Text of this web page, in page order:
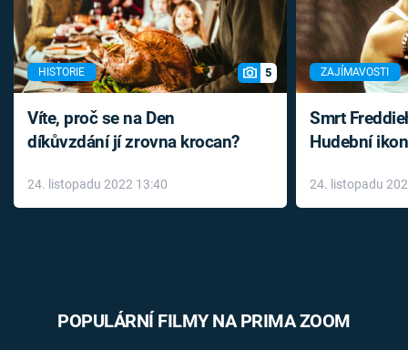
HISTORIE 5
Víte, proč se na Den
díkůvzdání jí zrovna krocan?
24. listopadu 2022 13:40
ZAJÍMAVOSTI
Smrt
Hudební
léky
24. listopadu
POPULÁRNÍ FILMY NA PRIMA ZOOM